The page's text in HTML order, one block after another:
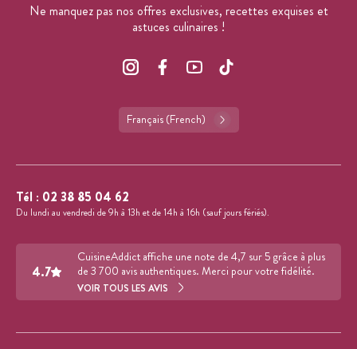
Ne manquez pas nos offres exclusives, recettes exquises et
astuces culinaires !
Français (French)
Tél : 02 38 85 04 62
Du lundi au vendredi de 9h à 13h et de 14h à 16h (sauf jours fériés).
4.7
CuisineAddict affiche une note de 4,7 sur 5 grâce à plus
de 3 700 avis authentiques. Merci pour votre fidélité.
VOIR TOUS LES AVIS